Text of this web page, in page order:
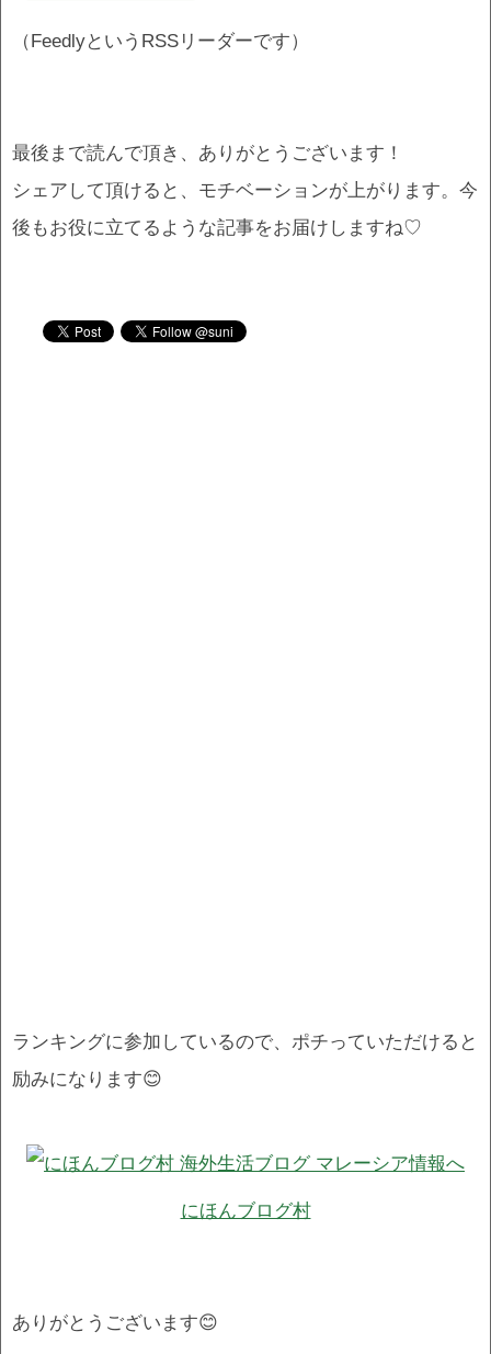
（FeedlyというRSSリーダーです）
最後まで読んで頂き、ありがとうございます！
シェアして頂けると、モチベーションが上がります。今
後もお役に立てるような記事をお届けしますね♡
ランキングに参加しているので、ポチっていただけると
励みになります😊
にほんブログ村
ありがとうございます😊